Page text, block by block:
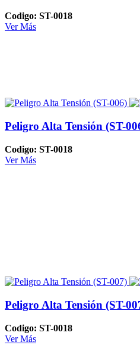
Codigo: ST-0018
Ver Más
Peligro Alta Tensión (ST-
Codigo: ST-0018
Ver Más
Peligro Alta Tensión (ST-
Codigo: ST-0018
Ver Más